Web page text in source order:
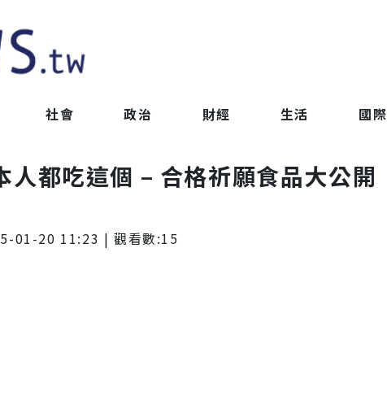
社會 政治 財經 生活 國際
都吃這個 – 合格祈願食品大公開
01-20 11:23 | 觀看數:15